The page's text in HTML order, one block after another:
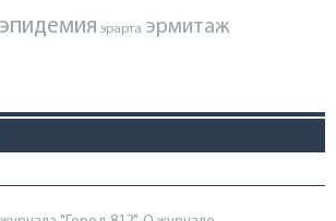
эпидемия эрарта эрмитаж